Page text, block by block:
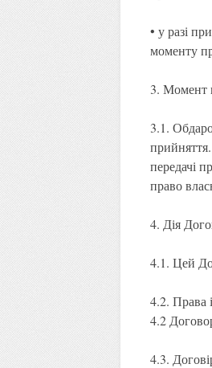
• у разі
моменту
3. Момент
3.1.
передачі
право
4. Дія
4.1. Цей
4.2. Права
4.2
4.3.